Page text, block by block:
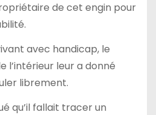
de cet engin pour
avec handicap, le
l’intérieur leur a donné
librement.
qu’il fallait tracer un